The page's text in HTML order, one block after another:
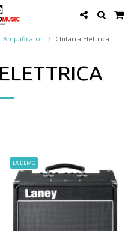
Amplificatori Chitarra Elettrica
EX DEMO